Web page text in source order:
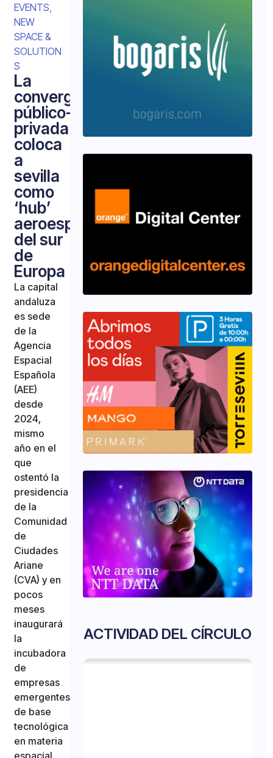
EVENTS
NEW
SPACE &
SOLUTION
S
La
convergencia
público-
privada
coloca
a
sevilla
como
‘hub’
aeroespacial
del sur
de
Europa
La capital
andaluza
es sede
de la
Agencia
Espacial
Española
(AEE)
desde
2024,
mismo
año en el
que
ostentó la
presidencia
de la
Comunidad
de
Ciudades
Ariane
(CVA) y en
pocos
meses
inaugurará
la
incubadora
de
empresas
emergentes
de base
tecnológica
en materia
espacial
ACTIVIDAD DEL CÍRCULO